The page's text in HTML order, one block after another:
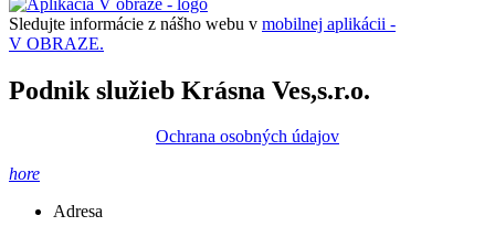
Sledujte informácie z nášho webu v mobilnej aplikácii -
V OBRAZE.
Podnik služieb Krásna Ves,s.r.o.
Ochrana osobných údajov
hore
Adresa